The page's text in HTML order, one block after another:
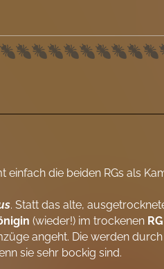
einfach die beiden RGs als
. Statt das alte,
(wieder!) im trockenen RG
angeht. Die werden
sie sehr bockig sind.